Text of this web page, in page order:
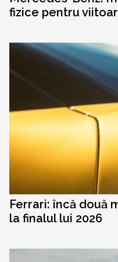
fizice pentru
Ferrari: încă două
la finalul lui 2026